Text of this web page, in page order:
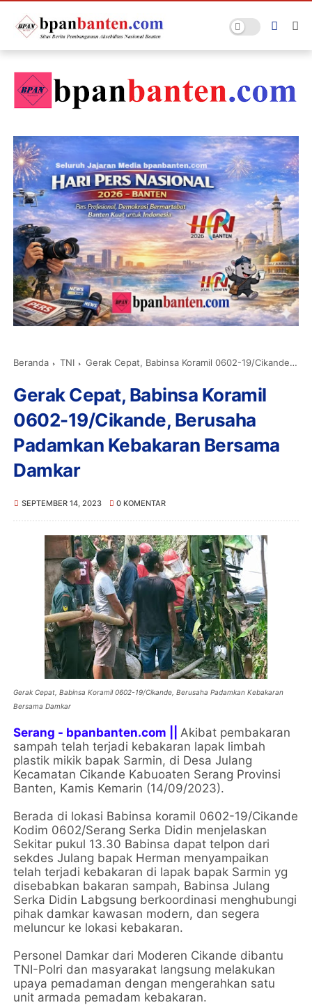
Beranda TNI Gerak Cepat, Babinsa Koramil 0602-19/Cikande, Berusaha Padamkan Kebakaran Bersama Damkar
Gerak Cepat, Babinsa Koramil
0602-19/Cikande, Berusaha
Padamkan Kebakaran Bersama
Damkar
SEPTEMBER 14, 2023 0 KOMENTAR
Gerak Cepat, Babinsa Koramil 0602-19/Cikande, Berusaha Padamkan Kebakaran
Bersama Damkar
Serang - bpanbanten.com || Akibat pembakaran
sampah telah terjadi kebakaran lapak limbah
plastik mikik bapak Sarmin, di Desa Julang
Kecamatan Cikande Kabuoaten Serang Provinsi
Banten, Kamis Kemarin (14/09/2023).
Berada di lokasi Babinsa koramil 0602-19/Cikande
Kodim 0602/Serang Serka Didin menjelaskan
Sekitar pukul 13.30 Babinsa dapat telpon dari
sekdes Julang bapak Herman menyampaikan
telah terjadi kebakaran di lapak bapak Sarmin yg
disebabkan bakaran sampah, Babinsa Julang
Serka Didin Labgsung berkoordinasi menghubungi
pihak damkar kawasan modern, dan segera
meluncur ke lokasi kebakaran.
Personel Damkar dari Moderen Cikande dibantu
TNI-Polri dan masyarakat langsung melakukan
upaya pemadaman dengan mengerahkan satu
unit armada pemadam kebakaran.